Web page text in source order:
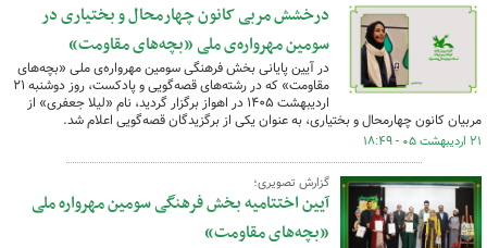
درخشش مربی کانون چهارمحال و بختیاری در
سومین مهرواره‌ی ملی «بچه‌های مقاومت»
در آیین پایانی بخش فرهنگی سومین مهرواره‌ی ملی «بچه‌های
مقاومت» که در رشته‌های قصه‌گویی و پادکست، روز دوشنبه ۲۱
اردیبهشت ۱۴۰۵ در اهواز برگزار گردید، نام «لیلا جعفری» از
مربیان کانون چهارمحال و بختیاری، به عنوان یکی از برگزیدگان قصه‌گویی اعلام شد.
۲۱ اردیبهشت ۰۵ - ۱۸:۴۹
گزارش تصویری؛
آیین اختتامیه بخش فرهنگی سومین مهرواره ملی
«بچه‌های مقاومت»